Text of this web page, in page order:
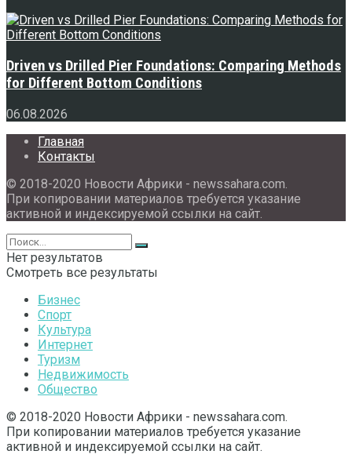
Driven vs Drilled Pier Foundations: Comparing Methods
for Different Bottom Conditions
06.08.2026
Главная
Контакты
© 2018-2020 Новости Африки - newssahara.com.
При копировании материалов требуется указание
активной и индексируемой ссылки на сайт.
Нет результатов
Смотреть все результаты
Бизнес
Спорт
Культура
Интернет
Туризм
Недвижимость
Общество
© 2018-2020 Новости Африки - newssahara.com.
При копировании материалов требуется указание
активной и индексируемой ссылки на сайт.